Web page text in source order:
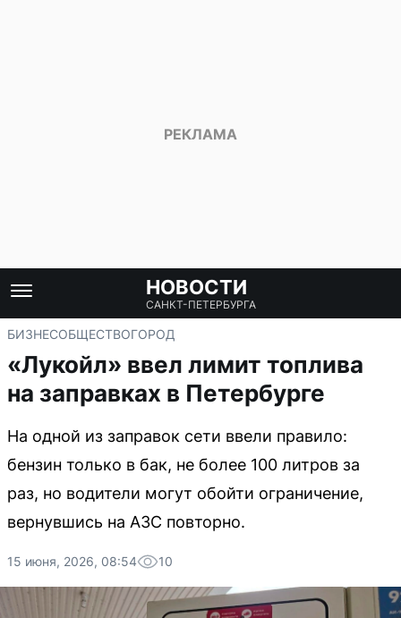
НОВОСТИ
САНКТ-ПЕТЕРБУРГА
БИЗНЕСОБЩЕСТВОГОРОД
«Лукойл» ввел лимит топлива
на заправках в Петербурге
На одной из заправок сети ввели правило:
бензин только в бак, не более 100 литров за
раз, но водители могут обойти ограничение,
вернувшись на АЗС повторно.
15 июня, 2026, 08:54 10